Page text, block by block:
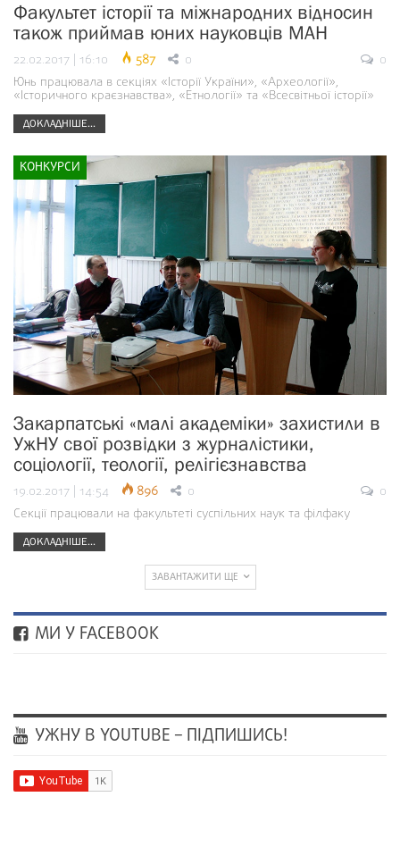
Факультет історії та міжнародних відносин
також приймав юних науковців МАН
22.02.2017 | 16:10 587 0
0
Юнь працювала в секціях «Історії України», «Археології»,
«Історичного краєзнавства», «Етнології» та «Всесвітньої історії»
ДОКЛАДНІШЕ...
КОНКУРСИ
Закарпатські «малі академіки» захистили в
УжНУ свої розвідки з журналістики,
соціології, теології, релігієзнавства
19.02.2017 | 14:54 896 0
0
Секції працювали на факультеті суспільних наук та філфаку
ДОКЛАДНІШЕ...
ЗАВАНТАЖИТИ ЩЕ
МИ У FACEBOOK
УЖНУ В YOUTUBE – ПІДПИШИСЬ!